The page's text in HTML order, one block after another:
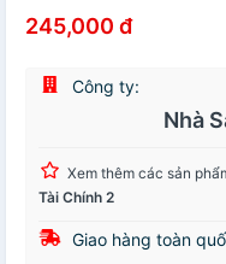
245,000 đ
Công ty:
Nhà
Xem thêm các sản
Tài Chính 2
Giao hàng toàn